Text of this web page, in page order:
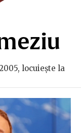
locuiește la